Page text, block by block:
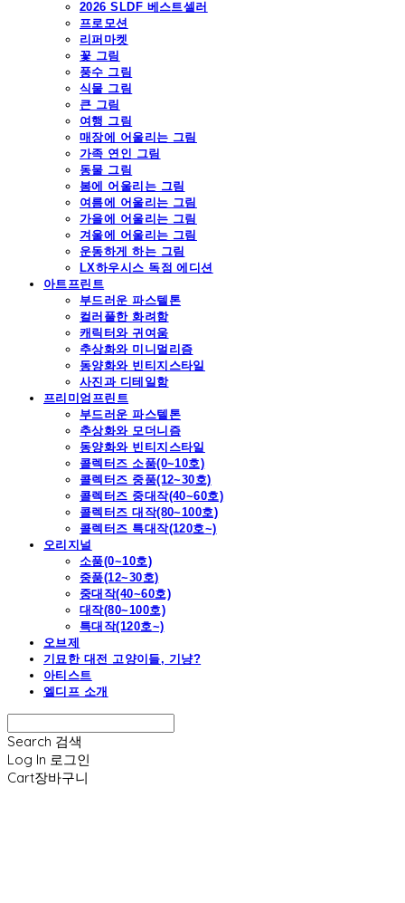
2026 SLDF 베스트셀러
프로모션
리퍼마켓
꽃 그림
풍수 그림
식물 그림
큰 그림
여행 그림
매장에 어울리는 그림
가족 연인 그림
동물 그림
봄에 어울리는 그림
여름에 어울리는 그림
가을에 어울리는 그림
겨울에 어울리는 그림
운동하게 하는 그림
LX하우시스 독점 에디션
아트프린트
부드러운 파스텔톤
컬러풀한 화려함
캐릭터와 귀여움
추상화와 미니멀리즘
동양화와 빈티지스타일
사진과 디테일함
프리미엄프린트
부드러운 파스텔톤
추상화와 모더니즘
동양화와 빈티지스타일
콜렉터즈 소품(0~10호)
콜렉터즈 중품(12~30호)
콜렉터즈 중대작(40~60호)
콜렉터즈 대작(80~100호)
콜렉터즈 특대작(120호~)
오리지널
소품(0~10호)
중품(12~30호)
중대작(40~60호)
대작(80~100호)
특대작(120호~)
오브제
기묘한 대전 고양이들, 기냥?
아티스트
엘디프 소개
Search 검색
Log In 로그인
Cart장바구니